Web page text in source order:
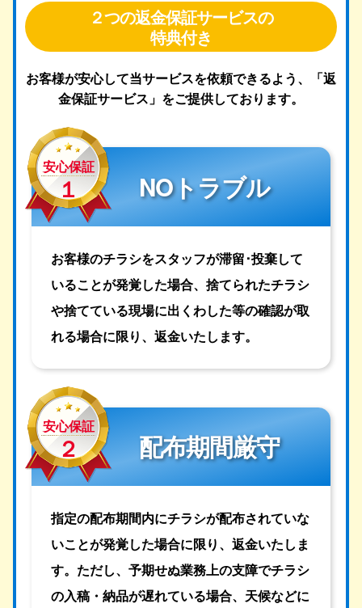
２つの返金保証サービスの
特典付き
お客様が安心して当サービスを依頼できるよう、
「返
金保証サービス」をご提供しております。
安心保証
１ NOトラブル
お客様のチラシをスタッフが滞留･投棄して
いることが発覚した場合、捨てられたチラシ
や捨てている現場に出くわした等の確認が取
れる場合に限り、返金いたします。
安心保証
２ 配布期間厳守
指定の配布期間内にチラシが配布されていな
いことが発覚した場合に限り、返金いたしま
す。ただし、予期せぬ業務上の支障でチラシ
の入稿・納品が遅れている場合、天候などに